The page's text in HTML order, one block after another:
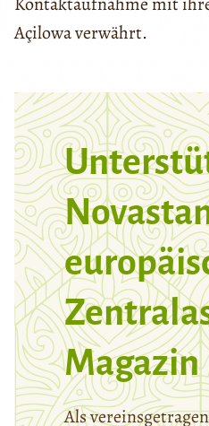
Açilowa verwährt.
Magazin
Als